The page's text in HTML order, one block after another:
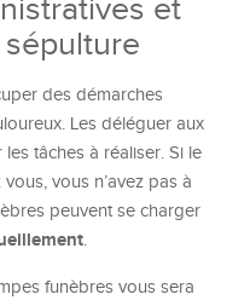
et
des démarches
Les déléguer aux
tâches à réaliser. Si le
vous n’avez pas à
peuvent se charger
.
funèbres vous sera